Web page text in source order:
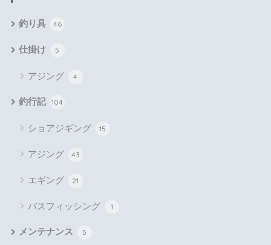
釣り具 46
仕掛け 5
アジング 4
釣行記 104
ショアジギング 15
アジング 43
エギング 21
バスフィッシング 1
メンテナンス 5